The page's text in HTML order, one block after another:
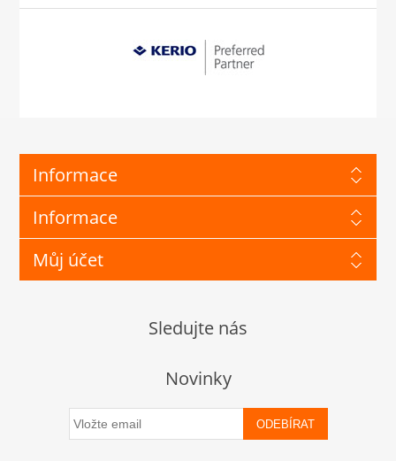
Informace
Informace
Můj účet
Sledujte nás
Novinky
ODEBÍRAT